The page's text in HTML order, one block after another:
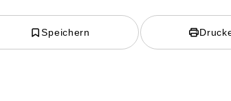
Speichern